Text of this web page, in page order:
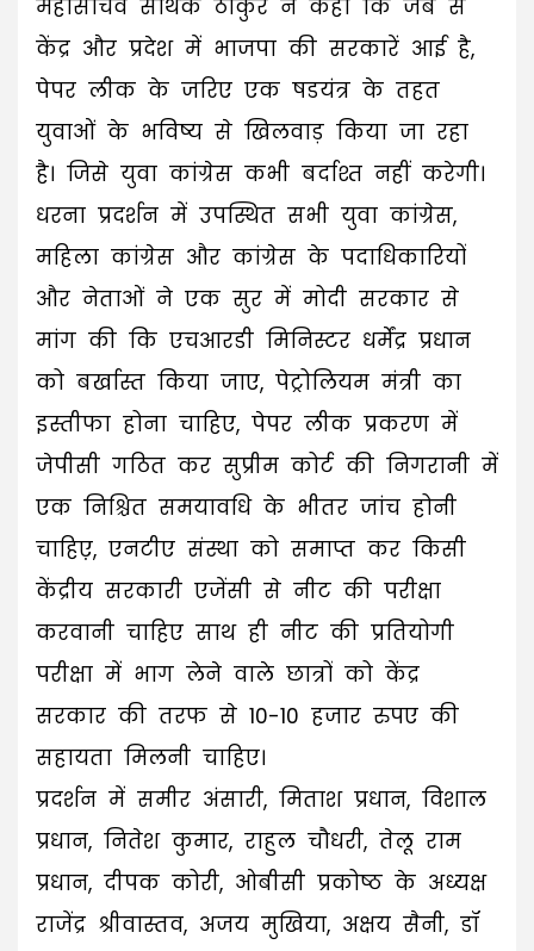
महासचिव सार्थक ठाकुर ने कहा कि जब से
केंद्र और प्रदेश में भाजपा की सरकारें आई है,
पेपर लीक के जरिए एक षडयंत्र के तहत
युवाओं के भविष्य से खिलवाड़ किया जा रहा
है। जिसे युवा कांग्रेस कभी बर्दाश्त नहीं करेगी।
धरना प्रदर्शन में उपस्थित सभी युवा कांग्रेस,
महिला कांग्रेस और कांग्रेस के पदाधिकारियों
और नेताओं ने एक सुर में मोदी सरकार से
मांग की कि एचआरडी मिनिस्टर धर्मेंद्र प्रधान
को बर्खास्त किया जाए, पेट्रोलियम मंत्री का
इस्तीफा होना चाहिए, पेपर लीक प्रकरण में
जेपीसी गठित कर सुप्रीम कोर्ट की निगरानी में
एक निश्चित समयावधि के भीतर जांच होनी
चाहिए़, एनटीए संस्था को समाप्त कर किसी
केंद्रीय सरकारी एजेंसी से नीट की परीक्षा
करवानी चाहिए साथ ही नीट की प्रतियोगी
परीक्षा में भाग लेने वाले छात्रों को केंद्र
सरकार की तरफ से 10-10 हजार रुपए की
सहायता मिलनी चाहिए।
प्रदर्शन में समीर अंसारी, मिताश प्रधान, विशाल
प्रधान, नितेश कुमार, राहुल चौधरी, तेलू राम
प्रधान, दीपक कोरी, ओबीसी प्रकोष्ठ के अध्यक्ष
राजेंद्र श्रीवास्तव, अजय मुखिया, अक्षय सैनी, डॉ